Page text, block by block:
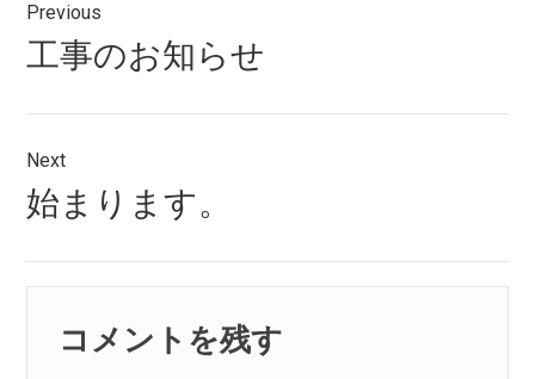
稿
ナ
ビ
ゲ
ー
シ
ョ
ン
Previous
Previous
post:
工事のお知らせ
Next
Next
post:
始まります。
コメントを残す